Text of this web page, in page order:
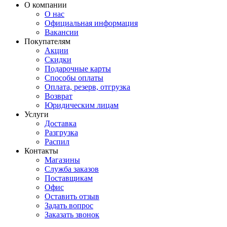
О компании
О нас
Официальная информация
Вакансии
Покупателям
Акции
Скидки
Подарочные карты
Способы оплаты
Оплата, резерв, отгрузка
Возврат
Юридическим лицам
Услуги
Доставка
Разгрузка
Распил
Контакты
Магазины
Служба заказов
Поставщикам
Офис
Оставить отзыв
Задать вопрос
Заказать звонок